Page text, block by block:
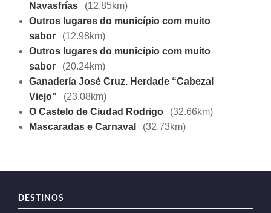
Navasfrías
(12.85km)
Outros lugares do município com muito
sabor
(12.98km)
Outros lugares do município com muito
sabor
(20.24km)
Ganadería José Cruz. Herdade “Cabezal
Viejo”
(23.08km)
O Castelo de Ciudad Rodrigo
(32.66km)
Mascaradas e Carnaval
(32.73km)
DESTINOS